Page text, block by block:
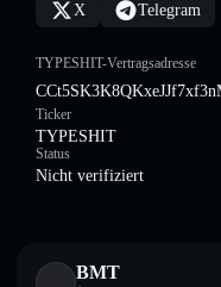
X Telegram
TYPESHIT-Vertragsadresse
Ticker
TYPESHIT
Status
Nicht verifiziert
BMT